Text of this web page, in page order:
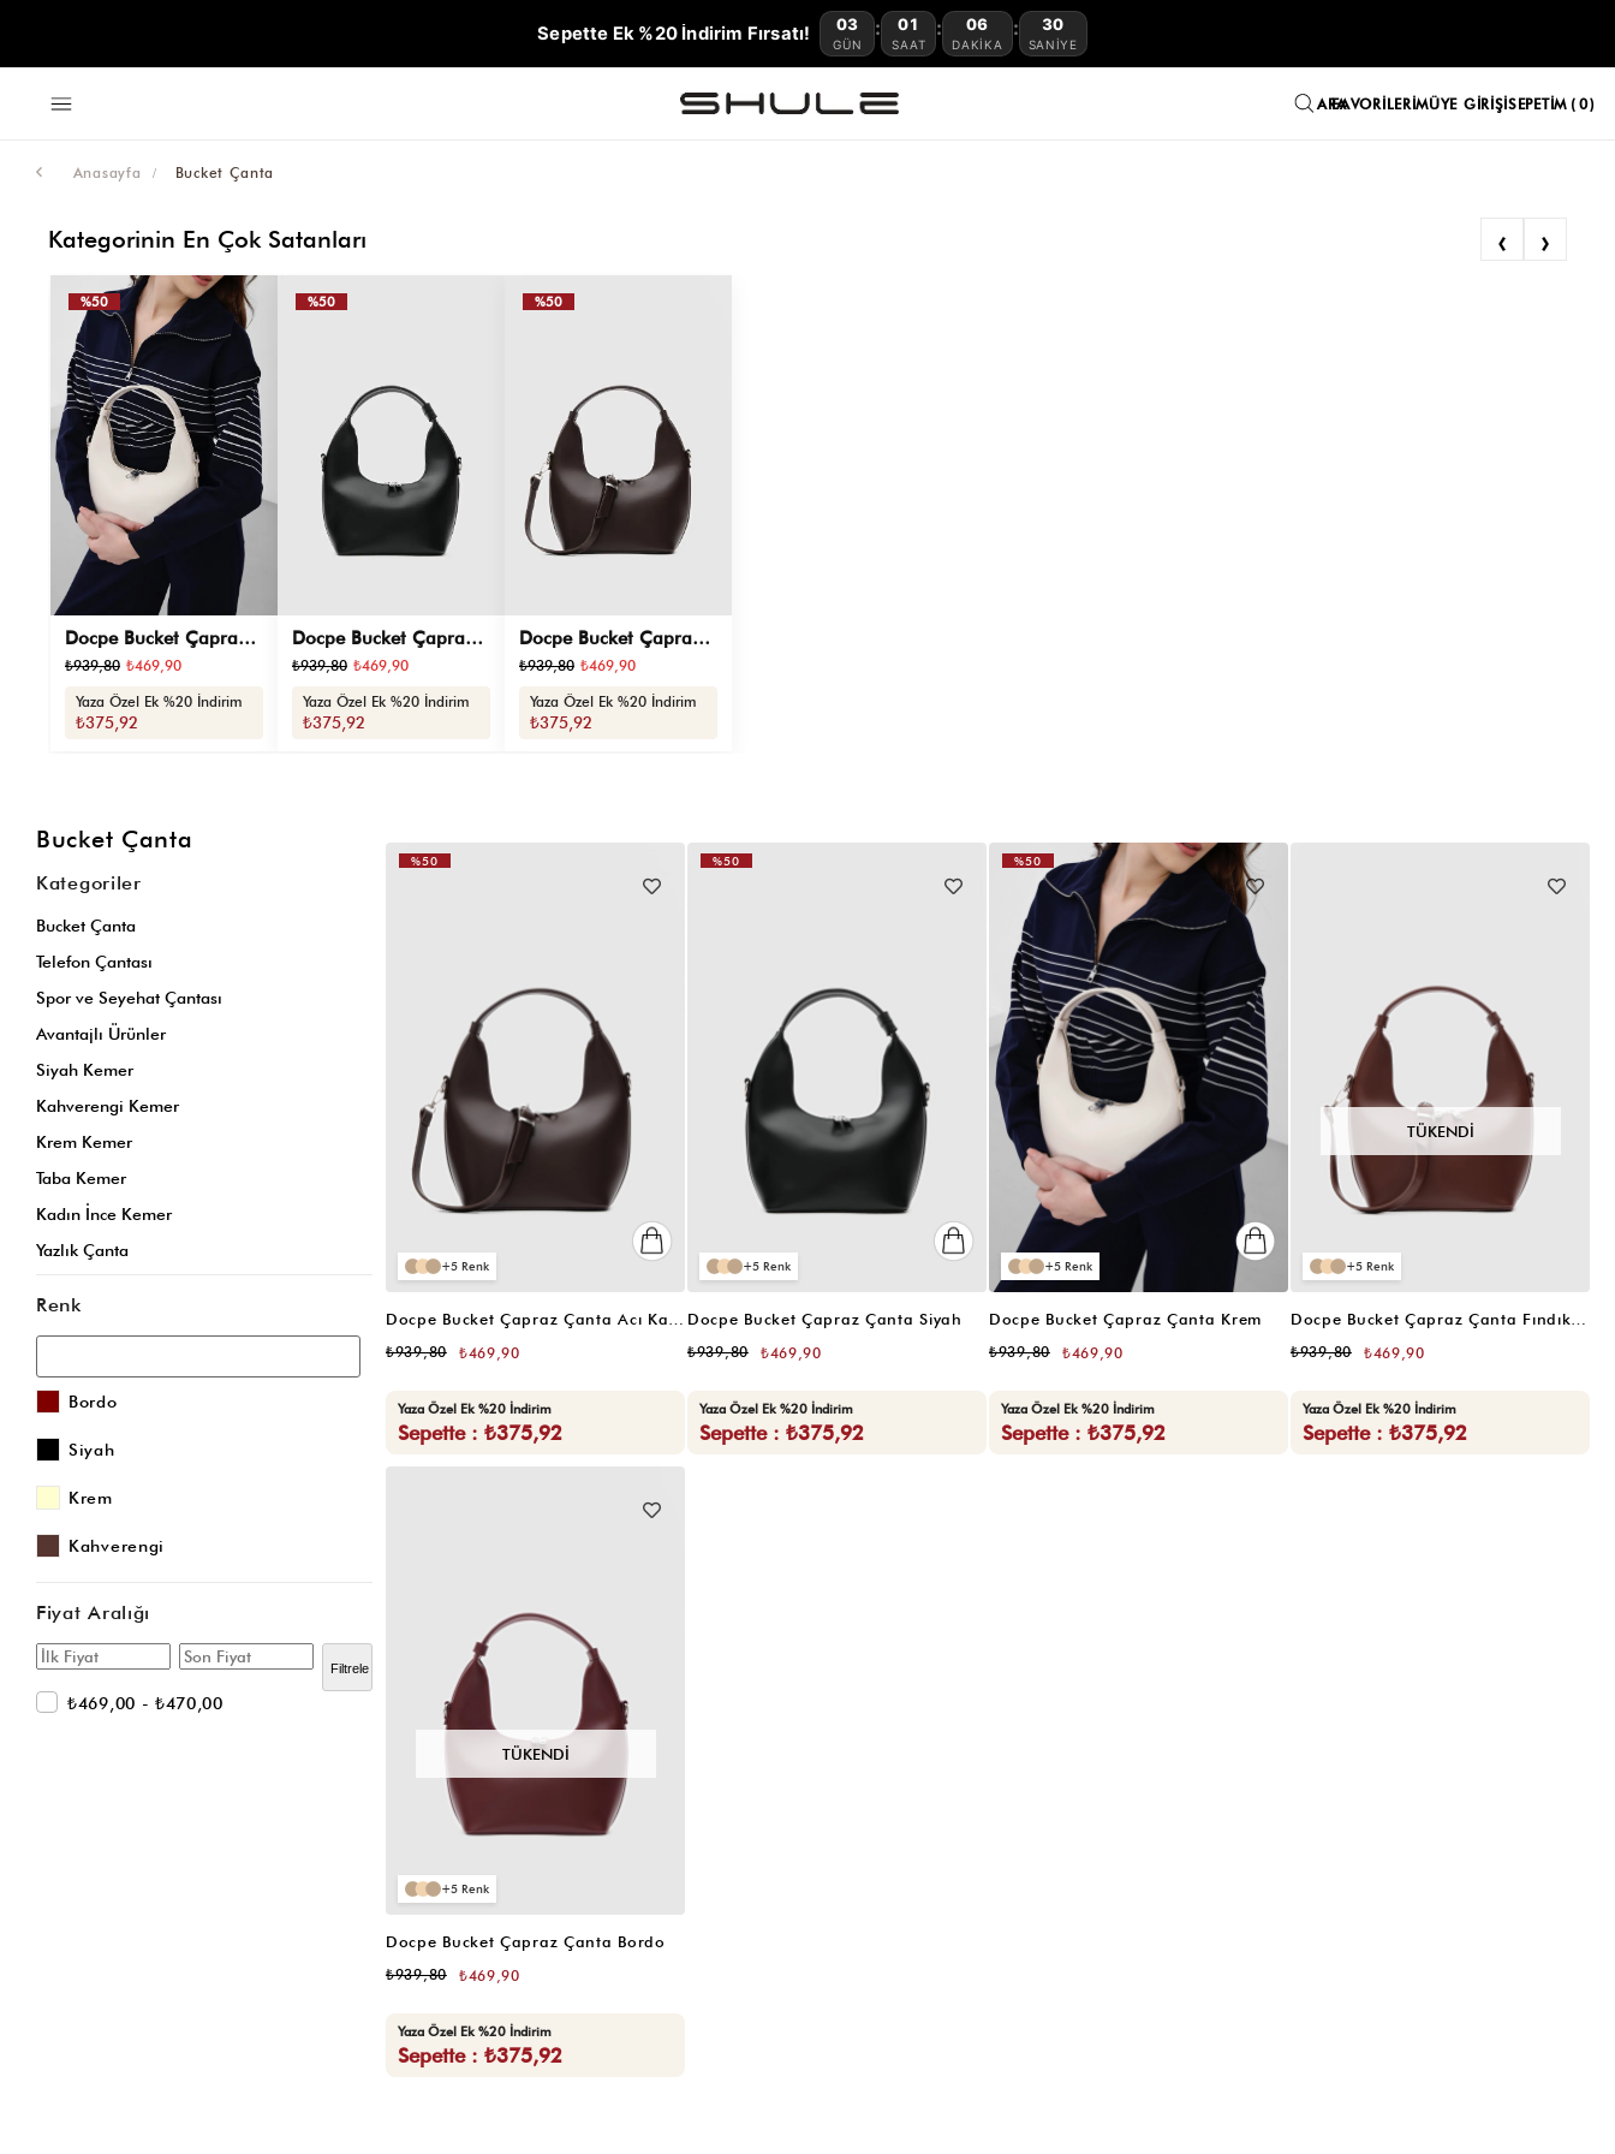
Sepette Ek %20 İndirim Fırsatı! 03
GÜN
: 01
SAAT
: 06
DAKIKA
: 30
SANIYE
FAVORILERIMÜYE GIRIŞISEPETIM 0
Anasayfa Bucket Çanta
Kategorinin En Çok Satanları ‹ ›
Docpe Bucket Çapraz
Çanta Krem
₺939,80 ₺469,90
Yaza Özel Ek %20 İndirim
₺375,92
%50
Docpe Bucket Çapraz
Çanta Siyah
₺939,80 ₺469,90
Yaza Özel Ek %20 İndirim
₺375,92
%50
Docpe Bucket Çapraz
Çanta Acı Kahve
₺939,80 ₺469,90
Yaza Özel Ek %20 İndirim
₺375,92
%50
Bucket Çanta
Kategoriler
Bucket Çanta
Telefon Çantası
Spor ve Seyehat Çantası
Avantajlı Ürünler
Siyah Kemer
Kahverengi Kemer
Krem Kemer
Taba Kemer
Kadın İnce Kemer
Yazlık Çanta
Sarı Omuz Çantası
Vizon Omuz Çantası
Bordo Omuz Çantası
Gri Omuz Çantası
Krem Çapraz Çanta
Siyah Hasır Çanta
Laptop Çantası
Renk
Bordo
Siyah
Krem
Kahverengi
Fiyat Aralığı
Filtrele
₺469,00 - ₺470,00
5
₺469,90
₺939,80
Yaza Özel Ek %20 İndirim
Sepette : ₺375,92
%50
5
Docpe Bucket Çapraz Çanta Siyah
₺469,90
₺939,80
Yaza Özel Ek %20 İndirim
Sepette : ₺375,92
%50
5
Docpe Bucket Çapraz Çanta Krem
₺469,90
₺939,80
Yaza Özel Ek %20 İndirim
Sepette : ₺375,92
%50
TÜKENDI
5
₺469,90
₺939,80
Yaza Özel Ek %20 İndirim
Sepette : ₺375,92
TÜKENDI
5
Docpe Bucket Çapraz Çanta Bordo
₺469,90
₺939,80
Yaza Özel Ek %20 İndirim
Sepette : ₺375,92